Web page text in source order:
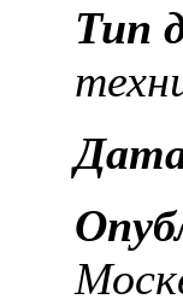
Тип